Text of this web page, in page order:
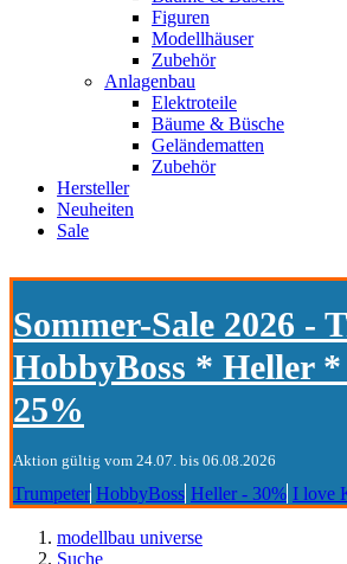
Figuren
Modellhäuser
Zubehör
Anlagenbau
Elektroteile
Bäume & Büsche
Geländematten
Zubehör
Hersteller
Neuheiten
Sale
Sommer-Sale 2026 -
HobbyBoss * Heller
25%
Aktion gültig vom 24.07. bis 06.08.2026
Trumpeter HobbyBoss Heller - 30% I love
modellbau universe
Suche